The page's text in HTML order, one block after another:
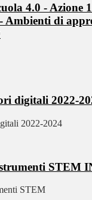
4.0 - Azione
Ambienti di
digitali 2022-
2022-2024
STEM
STEM